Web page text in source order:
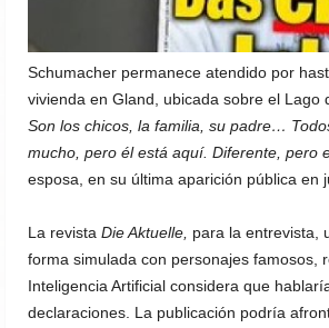
Schumacher permanece atendido por
vivienda en Gland, ubicada sobre el Lago
Son los chicos, la familia, su padre…
mucho, pero él está aquí. Diferente, pero
esposa, en su última aparición pública en
La revistaDie Aktuelle, para la entrevista,
forma simulada con personajes famosos,
Inteligencia Artificial considera que
declaraciones. La publicación podría